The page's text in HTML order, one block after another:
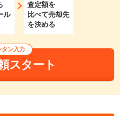
ル
査定額を
比べて売却先
を決める
ン入力
スタート